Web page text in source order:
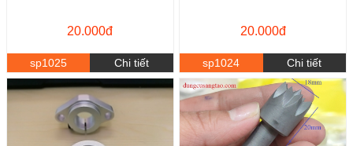
20.000đ
sp1025 Chi tiết
20.000đ
sp1024 Chi tiết